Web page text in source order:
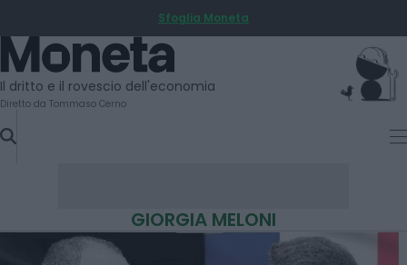
TO
CONTENT
Sfoglia Moneta
Moneta
Il dritto e il rovescio dell'economia
Diretto da Tommaso Cerno
GIORGIA MELONI